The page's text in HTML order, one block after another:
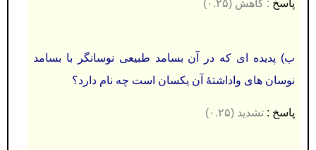
پاسخ : کاهش (۰.۲۵)
ب) پدیده ای که در آن بسامد طبیعی نوسانگر با بسامد
نوسان های واداشتۀ آن یکسان است چه نام دارد؟
پاسخ : تشدید (۰.۲۵)